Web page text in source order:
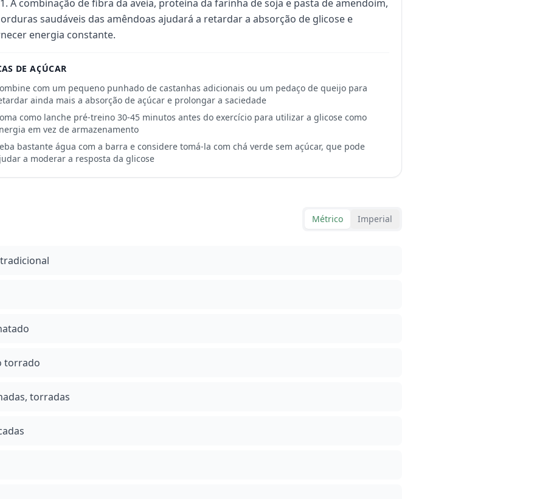
A combinação de fibra da aveia, proteína da farinha de soja e pasta de amendoim,
saudáveis das amêndoas ajudará a retardar a absorção de glicose e
energia constante.
DE AÇÚCAR
com um pequeno punhado de castanhas adicionais ou um pedaço de queijo para
ainda mais a absorção de açúcar e prolongar a saciedade
como lanche pré-treino 30-45 minutos antes do exercício para utilizar a glicose como
em vez de armazenamento
bastante água com a barra e considere tomá-la com chá verde sem açúcar, que pode
a moderar a resposta da glicose
Métrico Imperial
torrado
torradas